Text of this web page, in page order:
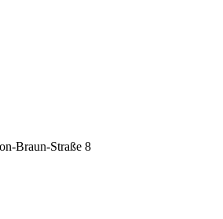
Braun-Straße 8